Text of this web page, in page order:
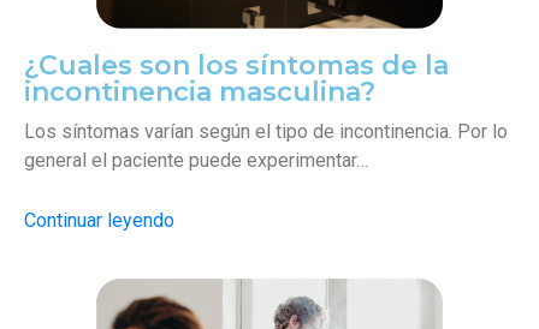
¿Cuales son los síntomas de la
incontinencia masculina?
Los síntomas varían según el tipo de incontinencia. Por lo
general el paciente puede experimentar…
Continuar leyendo